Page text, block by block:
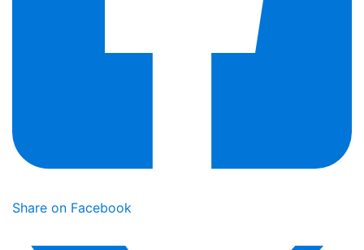
Share on Facebook